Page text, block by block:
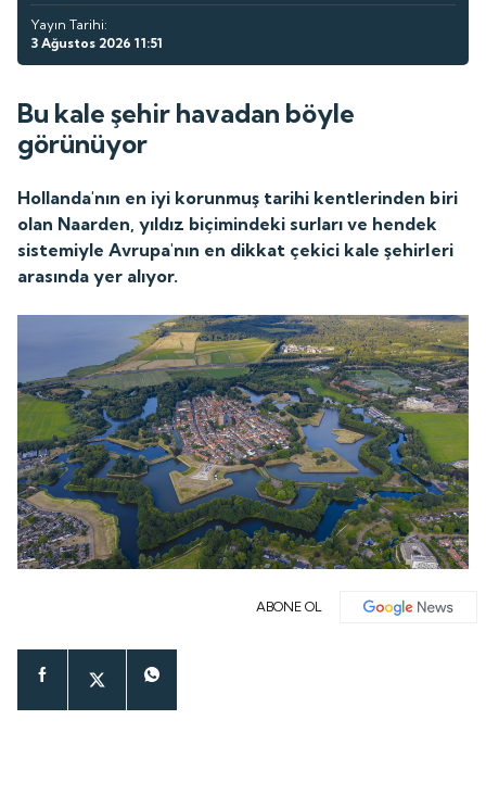
Yayın Tarihi:
3 Ağustos 2026 11:51
Bu kale şehir havadan böyle
görünüyor
Hollanda'nın en iyi korunmuş tarihi kentlerinden biri
olan Naarden, yıldız biçimindeki surları ve hendek
sistemiyle Avrupa'nın en dikkat çekici kale şehirleri
arasında yer alıyor.
ABONE OL